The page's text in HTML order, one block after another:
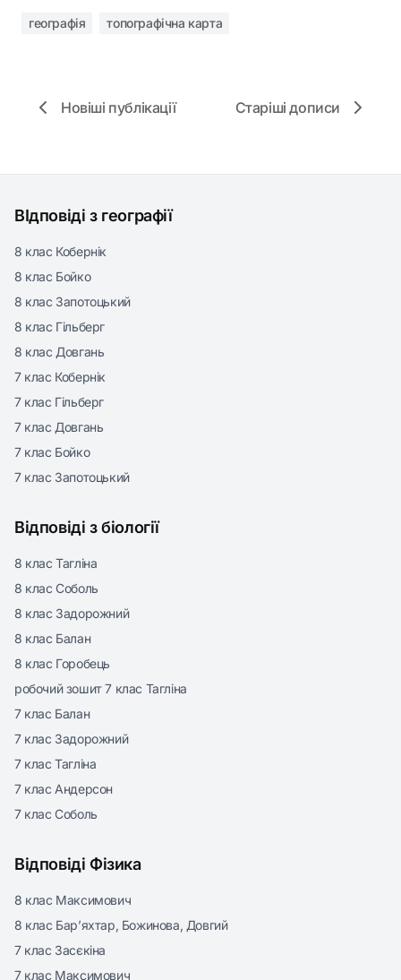
географія топографічна карта
Новіші публікації Старіші дописи
ВІдповіді з географії
8 клас Кобернік
8 клас Бойко
8 клас Запотоцький
8 клас Гільберг
8 клас Довгань
7 клас Кобернік
7 клас Гільберг
7 клас Довгань
7 клас Бойко
7 клас Запотоцький
Відповіді з біології
8 клас Тагліна
8 клас Соболь
8 клас Задорожний
8 клас Балан
8 клас Горобець
робочий зошит 7 клас Тагліна
7 клас Балан
7 клас Задорожний
7 клас Тагліна
7 клас Андерсон
7 клас Соболь
Відповіді Фізика
8 клас Максимович
8 клас Бар’яхтар, Божинова, Довгий
7 клас Засєкіна
7 клас Максимович